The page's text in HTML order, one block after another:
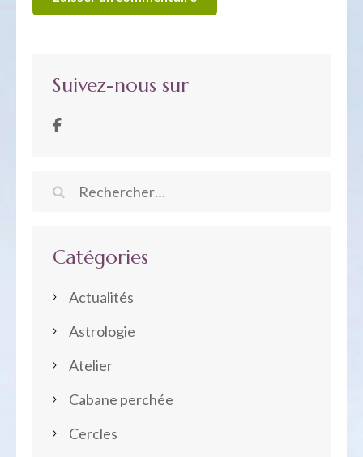
Suivez-nous sur
Rechercher :
Catégories
Actualités
Astrologie
Atelier
Cabane perchée
Cercles